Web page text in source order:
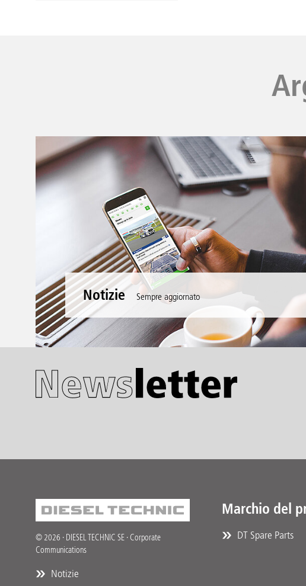
Notizie Sempre aggiornato
© 2026 · DIESEL TECHNIC SE · Corporate
Communications
Notizie
Marchio del
DT Spare Parts